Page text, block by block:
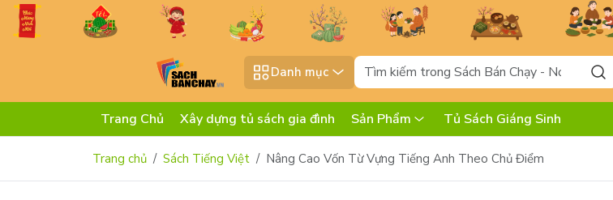
Danh mục
Trang Chủ Xây dựng tủ sách gia đình Sản Phẩm Tủ Sách Giáng Sinh
Trang chủ Sách Tiếng Việt Nâng Cao Vốn Từ Vựng Tiếng Anh Theo Chủ Điểm